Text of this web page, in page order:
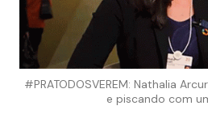
#PRATODOSVEREM: Nathalia
e piscando com